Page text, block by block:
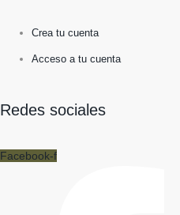
Crea tu cuenta
Acceso a tu cuenta
Redes sociales
Facebook-f